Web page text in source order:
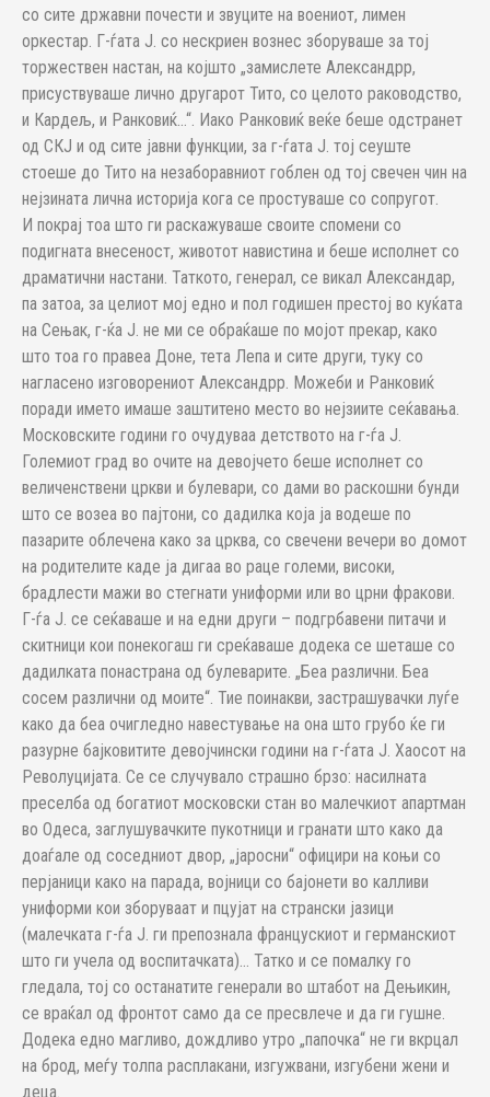
со сите државни почести и звуците на воениот, лимен
оркестар. Г-ѓата Ј. со нескриен вознес зборуваше за тој
торжествен настан, на којшто „замислете Александрр,
присуствуваше лично другарот Тито, со целото раководство,
и Кардељ, и Ранковиќ…“. Иако Ранковиќ веќе беше одстранет
од СКЈ и од сите јавни функции, за г-ѓата Ј. тој сеуште
стоеше до Тито на незаборавниот гоблен од тој свечен чин на
нејзината лична историја кога се простуваше со сопругот.
И покрај тоа што ги раскажуваше своите спомени со
подигната внесеност, животот навистина и беше исполнет со
драматични настани. Таткото, генерал, се викал Александар,
па затоа, за целиот мој едно и пол годишен престој во куќата
на Сењак, г-ќа Ј. не ми се обраќаше по мојот прекар, како
што тоа го правеа Доне, тета Лепа и сите други, туку со
нагласено изговорениот Александрр. Можеби и Ранковиќ
поради името имаше заштитено место во нејзиите сеќавања.
Московските години го очудуваа детството на г-ѓа Ј.
Големиот град во очите на девојчето беше исполнет со
величенствени цркви и булевари, со дами во раскошни бунди
што се возеа во пајтони, со дадилка која ја водеше по
пазарите облечена како за црква, со свечени вечери во домот
на родителите каде ја дигаа во раце големи, високи,
брадлести мажи во стегнати униформи или во црни фракови.
Г-ѓа Ј. се сеќаваше и на едни други – подгрбавени питачи и
скитници кои понекогаш ги среќаваше додека се шеташе со
дадилката понастрана од булеварите. „Беа различни. Беа
сосем различни од моите“. Тие поинакви, застрашувачки луѓе
како да беа очигледно навестување на она што грубо ќе ги
разурне бајковитите девојчински години на г-ѓата Ј. Хаосот на
Револуцијата. Се се случувало страшно брзо: насилната
преселба од богатиот московски стан во малечкиот апартман
во Одеса, заглушувачките пукотници и гранати што како да
доаѓале од соседниот двор, „јаросни“ официри на коњи со
перјаници како на парада, војници со бајонети во калливи
униформи кои зборуваат и пцујат на странски јазици
(малечката г-ѓа Ј. ги препознала францускиот и германскиот
што ги учела од воспитачката)… Татко и се помалку го
гледала, тој со останатите генерали во штабот на Дењикин,
се враќал од фронтот само да се пресвлече и да ги гушне.
Додека едно магливо, дождливо утро „папочка“ не ги вкрцал
на брод, меѓу толпа расплакани, изгужвани, изгубени жени и
деца.